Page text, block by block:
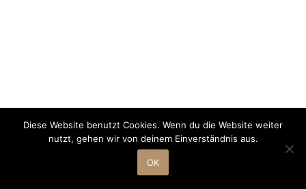
Diese Website benutzt Cookies. Wenn du die Website weiter
nutzt, gehen wir von deinem Einverständnis aus.
OK